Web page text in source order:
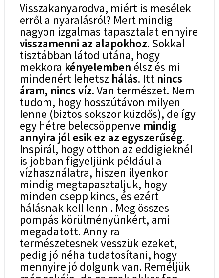
Visszakanyarodva, miért is mesélek
erről a nyaralásról? Mert mindig
nagyon izgalmas tapasztalat ennyire
visszamenni az alapokhoz. Sokkal
tisztábban látod utána, hogy
mekkora kényelemben élsz és mi
mindenért lehetsz hálás. Itt nincs
áram, nincs víz. Van természet. Nem
tudom, hogy hosszútávon milyen
lenne (biztos sokszor küzdős), de így
egy hétre belecsöppenve mindig
annyira jól esik ez az egyszerűség.
Inspirál, hogy otthon az eddigieknél
is jobban figyeljünk például a
vízhasználatra, hiszen ilyenkor
mindig megtapasztaljuk, hogy
minden csepp kincs, és ezért
hálásnak kell lenni. Meg összes
pompás körülményünkért, ami
megadatott. Annyira
természetesnek vesszük ezeket,
pedig jó néha tudatosítani, hogy
mennyire jó dolgunk van. Reméljük